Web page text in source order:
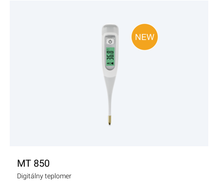
MT 850
Digitálny teplomer
ZOBRAZIŤ PRODUKT